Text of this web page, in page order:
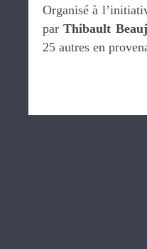
Organisé à
parThibault
25 autres en